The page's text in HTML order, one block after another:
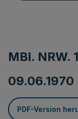
MBl. NRW.
09.06.1970
PDF-Version